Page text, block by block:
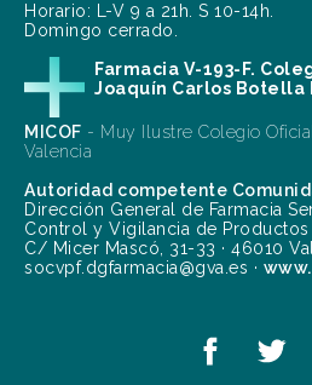
Horario: L-V 9 a 21h. S 10-14h.
Domingo cerrado.
Farmacia V-193-F.
Joaquín Carlos Botella
MICOF - Muy Ilustre Colegio
Valencia
Autoridad competente
Dirección General de Farmacia
Control y Vigilancia de Productos
C/ Micer Mascó, 31-33 · 46010
socvpf.dgfarmacia@gva.es ·